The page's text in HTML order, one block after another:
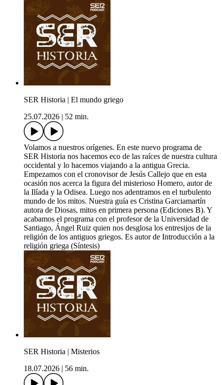
SER Historia | El mundo griego
25.07.2026
52 min.
Volamos a nuestros orígenes. En este nuevo programa de
SER Historia nos hacemos eco de las raíces de nuestra cultura
occidental y lo hacemos viajando a la antigua Grecia.
Empezamos con el cronovisor de Jesús Callejo que en esta
ocasión nos acerca la figura del misterioso Homero, autor de
la Ilíada y la Odisea. Luego nos adentramos en el turbulento
mundo de los mitos. Nuestra guía es Cristina Garciamartín
autora de Diosas, mitos en primera persona (Ediciones B). Y
acabamos el programa con el profesor de la Universidad de
Santiago, Ángel Ruiz quien nos desglosa los entresijos de la
religión de los antiguos griegos. Es autor de Introducción a la
religión griega (Síntesis)
SER Historia | Misterios
18.07.2026
56 min.